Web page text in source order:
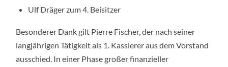
Ulf Dräger zum 4. Beisitzer
Besonderer Dank gilt Pierre Fischer, der nach seiner
langjährigen Tätigkeit als 1. Kassierer aus dem Vorstand
ausschied. In einer Phase großer finanzieller